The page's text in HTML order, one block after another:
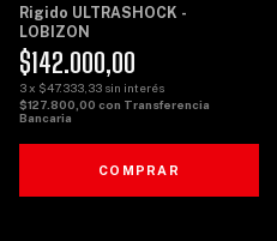
Rigido ULTRASHOCK -
LOBIZON
$142.000,00
3x $47.333,33 sin interés
$127.800,00 con Transferencia
Bancaria
COMPRAR